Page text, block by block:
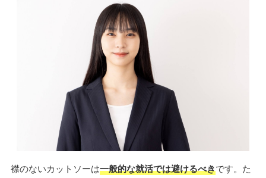
襟のないカットソーは一般的な就活では避けるべきです。た